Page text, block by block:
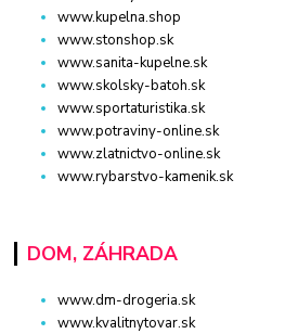
www.kupelna.shop
www.stonshop.sk
www.sanita-kupelne.sk
www.skolsky-batoh.sk
www.sportaturistika.sk
www.potraviny-online.sk
www.zlatnictvo-online.sk
www.rybarstvo-kamenik.sk
DOM, ZÁHRADA
www.dm-drogeria.sk
www.kvalitnytovar.sk